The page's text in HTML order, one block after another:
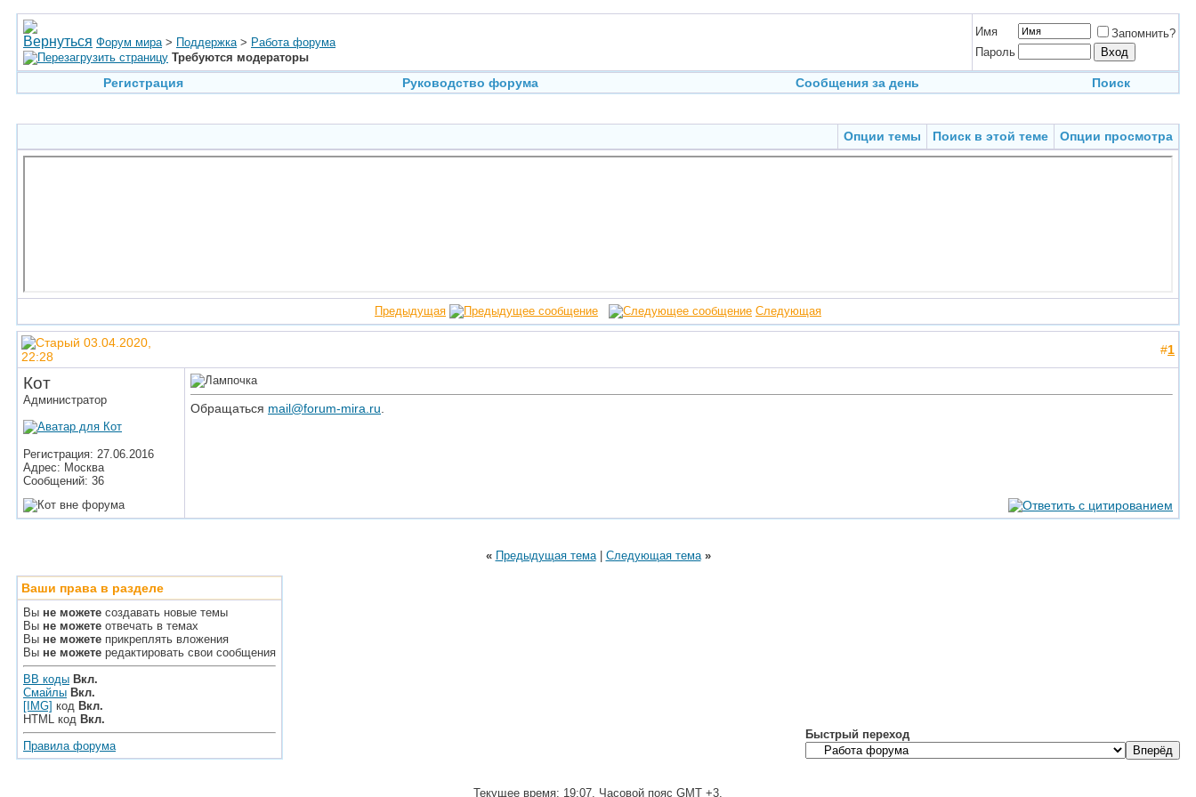
Форум мира > Поддержка > Работа форума
Требуются модераторы
Имя
Запомнить?
Пароль
Регистрация Руководство форума Сообщения за день Поиск
Опции темы Поиск в этой теме Опции просмотра
Предыдущая Следующая
03.04.2020,
22:28
#1
Кот
Администратор
Регистрация: 27.06.2016
Адрес: Москва
Сообщений: 36
Обращаться mail@forum-mira.ru
« Предыдущая тема| Следующая тема »
Ваши права в разделе
Вы не можете создавать новые темы
Вы не можете отвечать в темах
Вы не можете прикреплять вложения
Вы не можете редактировать свои сообщения
BB коды Вкл.
Смайлы Вкл.
[IMG] код Вкл.
HTML код Вкл.
Правила форума
Быстрый переход
Текущее время: 19:07. Часовой пояс GMT +3.